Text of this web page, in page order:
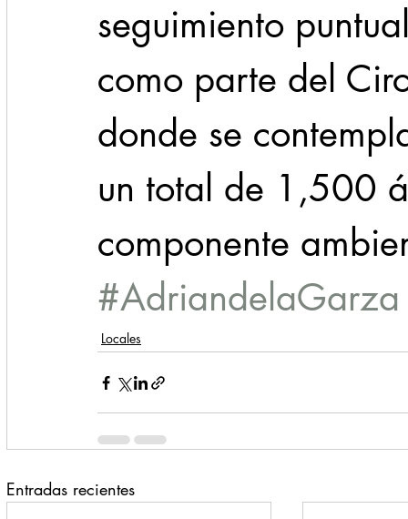
seguimiento
como parte del
donde se
un total de 1,500
componente
#AdriandelaGarza
Locales
Entradas recientes